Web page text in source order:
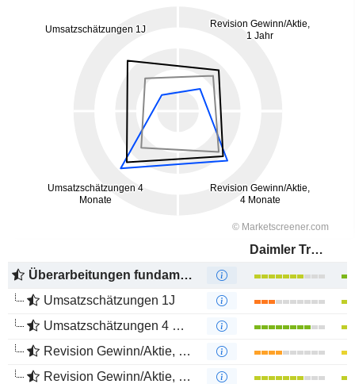
Daimler Truck Holding AG
Überarbeitungen fundamentaler Schätzungen
Umsatzschätzungen 1J
Umsatzschätzungen 4 Monate
Revision Gewinn/Aktie, 1 Jahr
Revision Gewinn/Aktie, 4 Monate